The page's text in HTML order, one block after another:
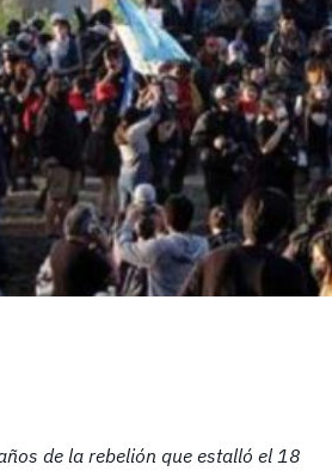
de la rebelión que estalló el 18